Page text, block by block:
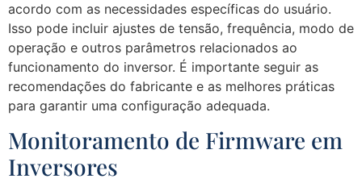
acordo com as necessidades específicas do usuário.
Isso pode incluir ajustes de tensão, frequência, modo de
operação e outros parâmetros relacionados ao
funcionamento do inversor. É importante seguir as
recomendações do fabricante e as melhores práticas
para garantir uma configuração adequada.
Monitoramento de Firmware em
Inversores